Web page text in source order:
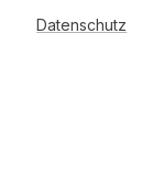
Datenschutz